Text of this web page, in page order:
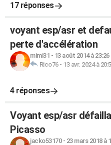
17 réponses
voyant esp/asr et
perte d'accélération
mimi31 - 13 août 2014 à 23:26
Rico76- 13 avr. 2024 à
4 réponses
Voyant esp/asr
Picasso
jacko53170- 23 mars 2018 à